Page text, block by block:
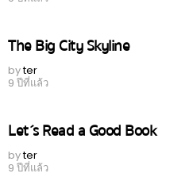
The Big City Skyline
byter
9 ปีที่แล้ว
Let´s Read a Good Book
byter
9 ปีที่แล้ว